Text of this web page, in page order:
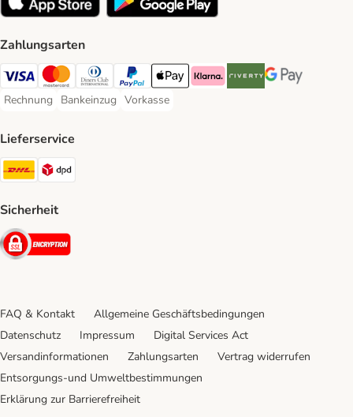
Zahlungsarten
Visa Payment Method
Mastercard Payment Method
Diners Club Payment Method
PayPal Payment Method
Apple Pay Payment Method
Klarna Payment Method
Riverty Payment Method
Google Pay
Rechnung
Rechnung Payment Method
Bankeinzug
Bankeinzug Payment Method
Vorkasse
Vorkasse Payment Method
Lieferservice
DHL Shipping Method
Sicherheit
Security
FAQ & Kontakt
Allgemeine Geschäftsbedingungen
Datenschutz
Impressum
Digital Services Act
Versandinformationen
Zahlungsarten
Vertrag widerrufen
Entsorgungs-und Umweltbestimmungen
Erklärung zur Barrierefreiheit